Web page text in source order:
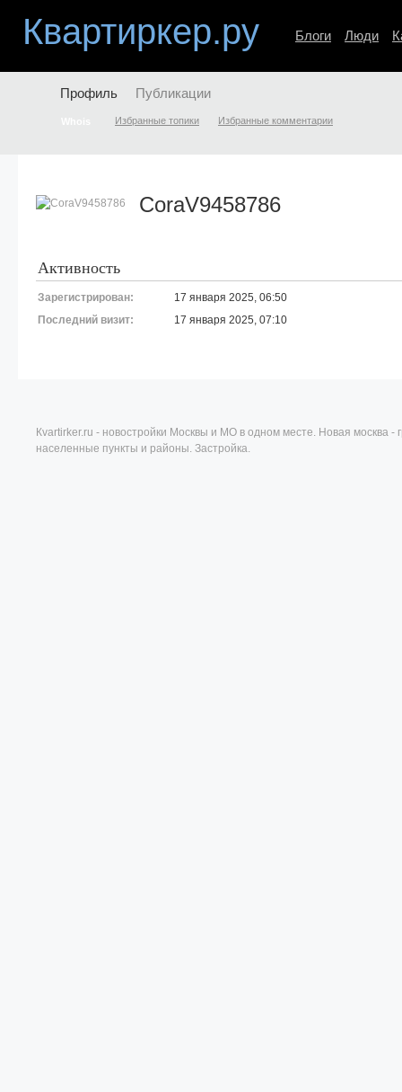
Квартиркер.ру Блоги Люди
Профиль
Избранные топики Избранные комментарии
Публикации
CoraV9458786
Активность
Зарегистрирован:
17 января 2025, 06:50
Последний визит:
17 января 2025, 07:10
Кvartirker.ru - новостройки Москвы и МО в одном месте. Новая москва
населенные пункты и районы. Застройка.